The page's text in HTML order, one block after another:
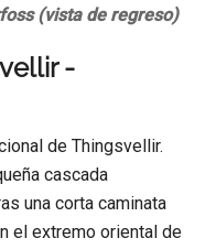
(vista de regreso)
-
de Thingsvellir.
cascada
una corta caminata
el extremo oriental de